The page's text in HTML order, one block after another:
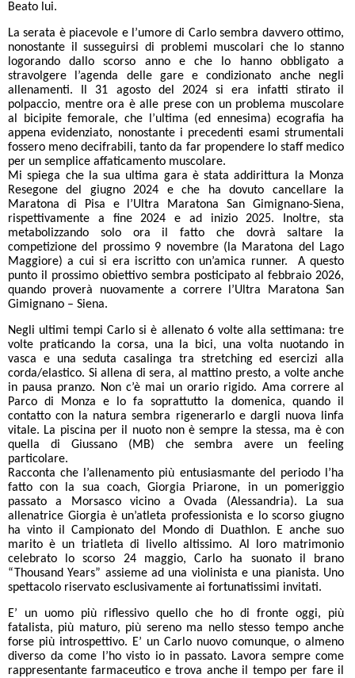
Beato lui.
La serata è piacevole e l’umore di Carlo sembra davvero ottimo,
nonostante il susseguirsi di problemi muscolari che lo stanno
logorando dallo scorso anno e che lo hanno obbligato a
stravolgere l’agenda delle gare e condizionato anche negli
allenamenti. Il 31 agosto del 2024 si era infatti stirato il
polpaccio, mentre ora è alle prese con un problema muscolare
al bicipite femorale, che l’ultima (ed ennesima) ecografia ha
appena evidenziato, nonostante i precedenti esami strumentali
fossero meno decifrabili, tanto da far propendere lo staff medico
per un semplice affaticamento muscolare.
Mi spiega che la sua ultima gara è stata addirittura la Monza
Resegone del giugno 2024 e che ha dovuto cancellare la
Maratona di Pisa e l’Ultra Maratona San Gimignano-Siena,
rispettivamente a fine 2024 e ad inizio 2025. Inoltre, sta
metabolizzando solo ora il fatto che dovrà saltare la
competizione del prossimo 9 novembre (la Maratona del Lago
Maggiore) a cui si era iscritto con un’amica runner. A questo
punto il prossimo obiettivo sembra posticipato al febbraio 2026,
quando proverà nuovamente a correre l’Ultra Maratona San
Gimignano – Siena.
Negli ultimi tempi Carlo si è allenato 6 volte alla settimana: tre
volte praticando la corsa, una la bici, una volta nuotando in
vasca e una seduta casalinga tra stretching ed esercizi alla
corda/elastico. Si allena di sera, al mattino presto, a volte anche
in pausa pranzo. Non c’è mai un orario rigido. Ama correre al
Parco di Monza e lo fa soprattutto la domenica, quando il
contatto con la natura sembra rigenerarlo e dargli nuova linfa
vitale. La piscina per il nuoto non è sempre la stessa, ma è con
quella di Giussano (MB) che sembra avere un feeling
particolare.
Racconta che l’allenamento più entusiasmante del periodo l’ha
fatto con la sua coach, Giorgia Priarone, in un pomeriggio
passato a Morsasco vicino a Ovada (Alessandria). La sua
allenatrice Giorgia è un’atleta professionista e lo scorso giugno
ha vinto il Campionato del Mondo di Duathlon. E anche suo
marito è un triatleta di livello altissimo. Al loro matrimonio
celebrato lo scorso 24 maggio, Carlo ha suonato il brano
“Thousand Years” assieme ad una violinista e una pianista. Uno
spettacolo riservato esclusivamente ai fortunatissimi invitati.
E’ un uomo più riflessivo quello che ho di fronte oggi, più
fatalista, più maturo, più sereno ma nello stesso tempo anche
forse più introspettivo. E’ un Carlo nuovo comunque, o almeno
diverso da come l’ho visto io in passato. Lavora sempre come
rappresentante farmaceutico e trova anche il tempo per fare il